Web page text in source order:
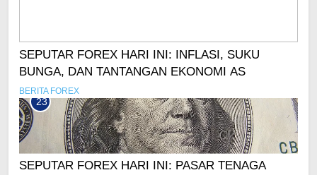
SEPUTAR FOREX HARI INI: INFLASI, SUKU
BUNGA, DAN TANTANGAN EKONOMI AS
BERITA FOREX
23
SEPUTAR FOREX HARI INI: PASAR TENAGA